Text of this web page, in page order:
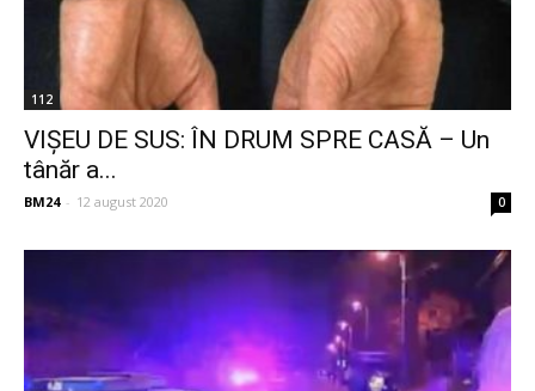
112
VIȘEU DE SUS: ÎN DRUM SPRE CASĂ – Un
tânăr a...
BM24 - 12 august 2020 0